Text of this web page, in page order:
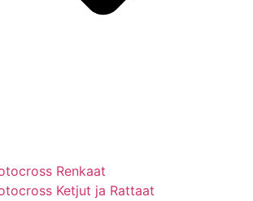
Renkaat
Ketjut ja Rattaat